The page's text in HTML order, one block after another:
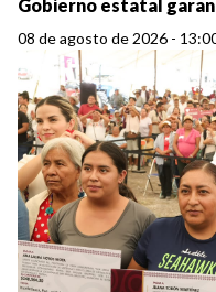
Gobierno estatal
08 de agosto de 2026 -